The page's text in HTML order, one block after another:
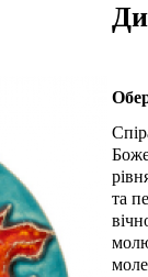
та